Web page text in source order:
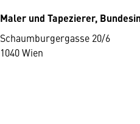
Maler und Tapezierer,
Schaumburgergasse 20/6
1040 Wien